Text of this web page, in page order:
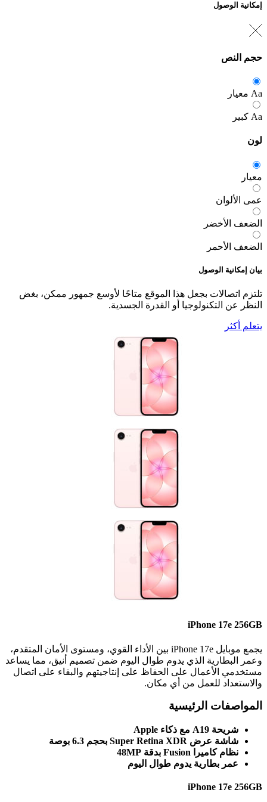
إمكانية الوصول
حجم النص
Aa معيار
Aa كبير
لون
معيار
عمى الألوان
الضعف الأخضر
الضعف الأحمر
بيان إمكانية الوصول
تلتزم اتصالات بجعل هذا الموقع متاحًا لأوسع جمهور ممكن، بغض
النظر عن التكنولوجيا أو القدرة الجسدية.
يتعلم أكثر
iPhone 17e 256GB
يجمع موبايل iPhone 17e بين الأداء القوي، ومستوى الأمان المتقدم،
وعمر البطارية الذي يدوم طوال اليوم ضمن تصميم أنيق، مما يساعد
مستخدمي الأعمال على الحفاظ على إنتاجيتهم والبقاء على اتصال
والاستعداد للعمل من أي مكان.
المواصفات الرئيسية
شريحة A19 مع ذكاء Apple
شاشة عرض Super Retina XDR بحجم 6.3 بوصة
نظام كاميرا Fusion بدقة 48MP
عمر بطارية يدوم طوال اليوم
iPhone 17e 256GB